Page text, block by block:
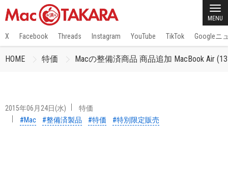
MENU
X Facebook Threads Instagram YouTube TikTok Googleニ
HOME 特価 Macの整備済商品 商品追加 MacBook Air
2015年06月24日(水)
特価
#Mac
#整備済製品 #特価 #特別限定販売